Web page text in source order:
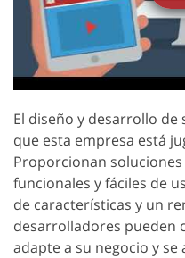
El diseño y desarrollo
que esta empresa está
Proporcionan
funcionales y fáciles de
de características y un
desarrolladores pueden
adapte a su negocio y se